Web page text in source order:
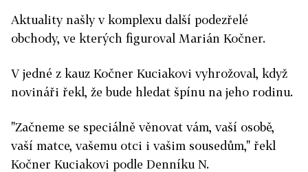
Aktuality našly v komplexu další podezřelé
obchody, ve kterých figuroval Marián Kočner.
V jedné z kauz Kočner Kuciakovi vyhrožoval, když
novináři řekl, že bude hledat špínu na jeho rodinu.
"Začneme se speciálně věnovat vám, vaší osobě,
vaší matce, vašemu otci i vašim sousedům," řekl
Kočner Kuciakovi podle Denníku N.